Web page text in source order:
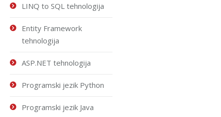
LINQ to SQL tehnologija
Entity Framework
tehnologija
ASP.NET tehnologija
Programski jezik Python
Programski jezik Java